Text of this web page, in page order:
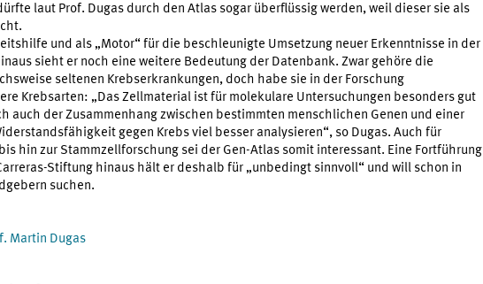
laut Prof. Dugas durch den Atlas sogar überflüssig werden, weil dieser sie als
und als „Motor“ für die beschleunigte Umsetzung neuer Erkenntnisse in der
sieht er noch eine weitere Bedeutung der Datenbank. Zwar gehöre die
seltenen Krebserkrankungen, doch habe sie in der Forschung
Krebsarten: „Das Zellmaterial ist für molekulare Untersuchungen besonders gut
auch der Zusammenhang zwischen bestimmten menschlichen Genen und einer
gegen Krebs viel besser analysieren“, so Dugas. Auch für
hin zur Stammzellforschung sei der Gen-Atlas somit interessant. Eine Fortführung
Stiftung hinaus hält er deshalb für „unbedingt sinnvoll“ und will schon in
suchen.
Martin Dugas